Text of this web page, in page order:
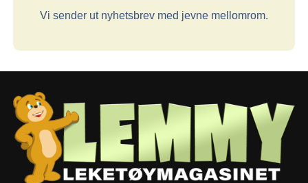
Vi sender ut nyhetsbrev med jevne mellomrom.